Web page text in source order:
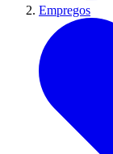
Empregos